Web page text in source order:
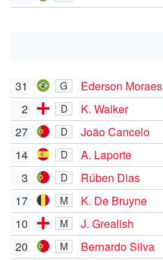
31 G
Ederson Moraes
2
D
K. Walker
27
D João Cancelo
14 D
A. Laporte
3
D Rúben Dias
17 M K. De Bruyne
10 M J. Grealish
20 M Bernardo Silva